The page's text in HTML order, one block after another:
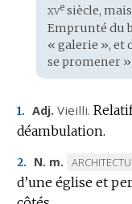
Étymologie
:
xvesiècle,
Emprunté du
« galerie », et
se promener ».
1. Adj. Vieilli.
déambulation.
2. N. m.
MARQUE
DE
d’une église et